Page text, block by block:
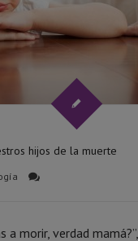
hijos de la muerte
a morir, verdad